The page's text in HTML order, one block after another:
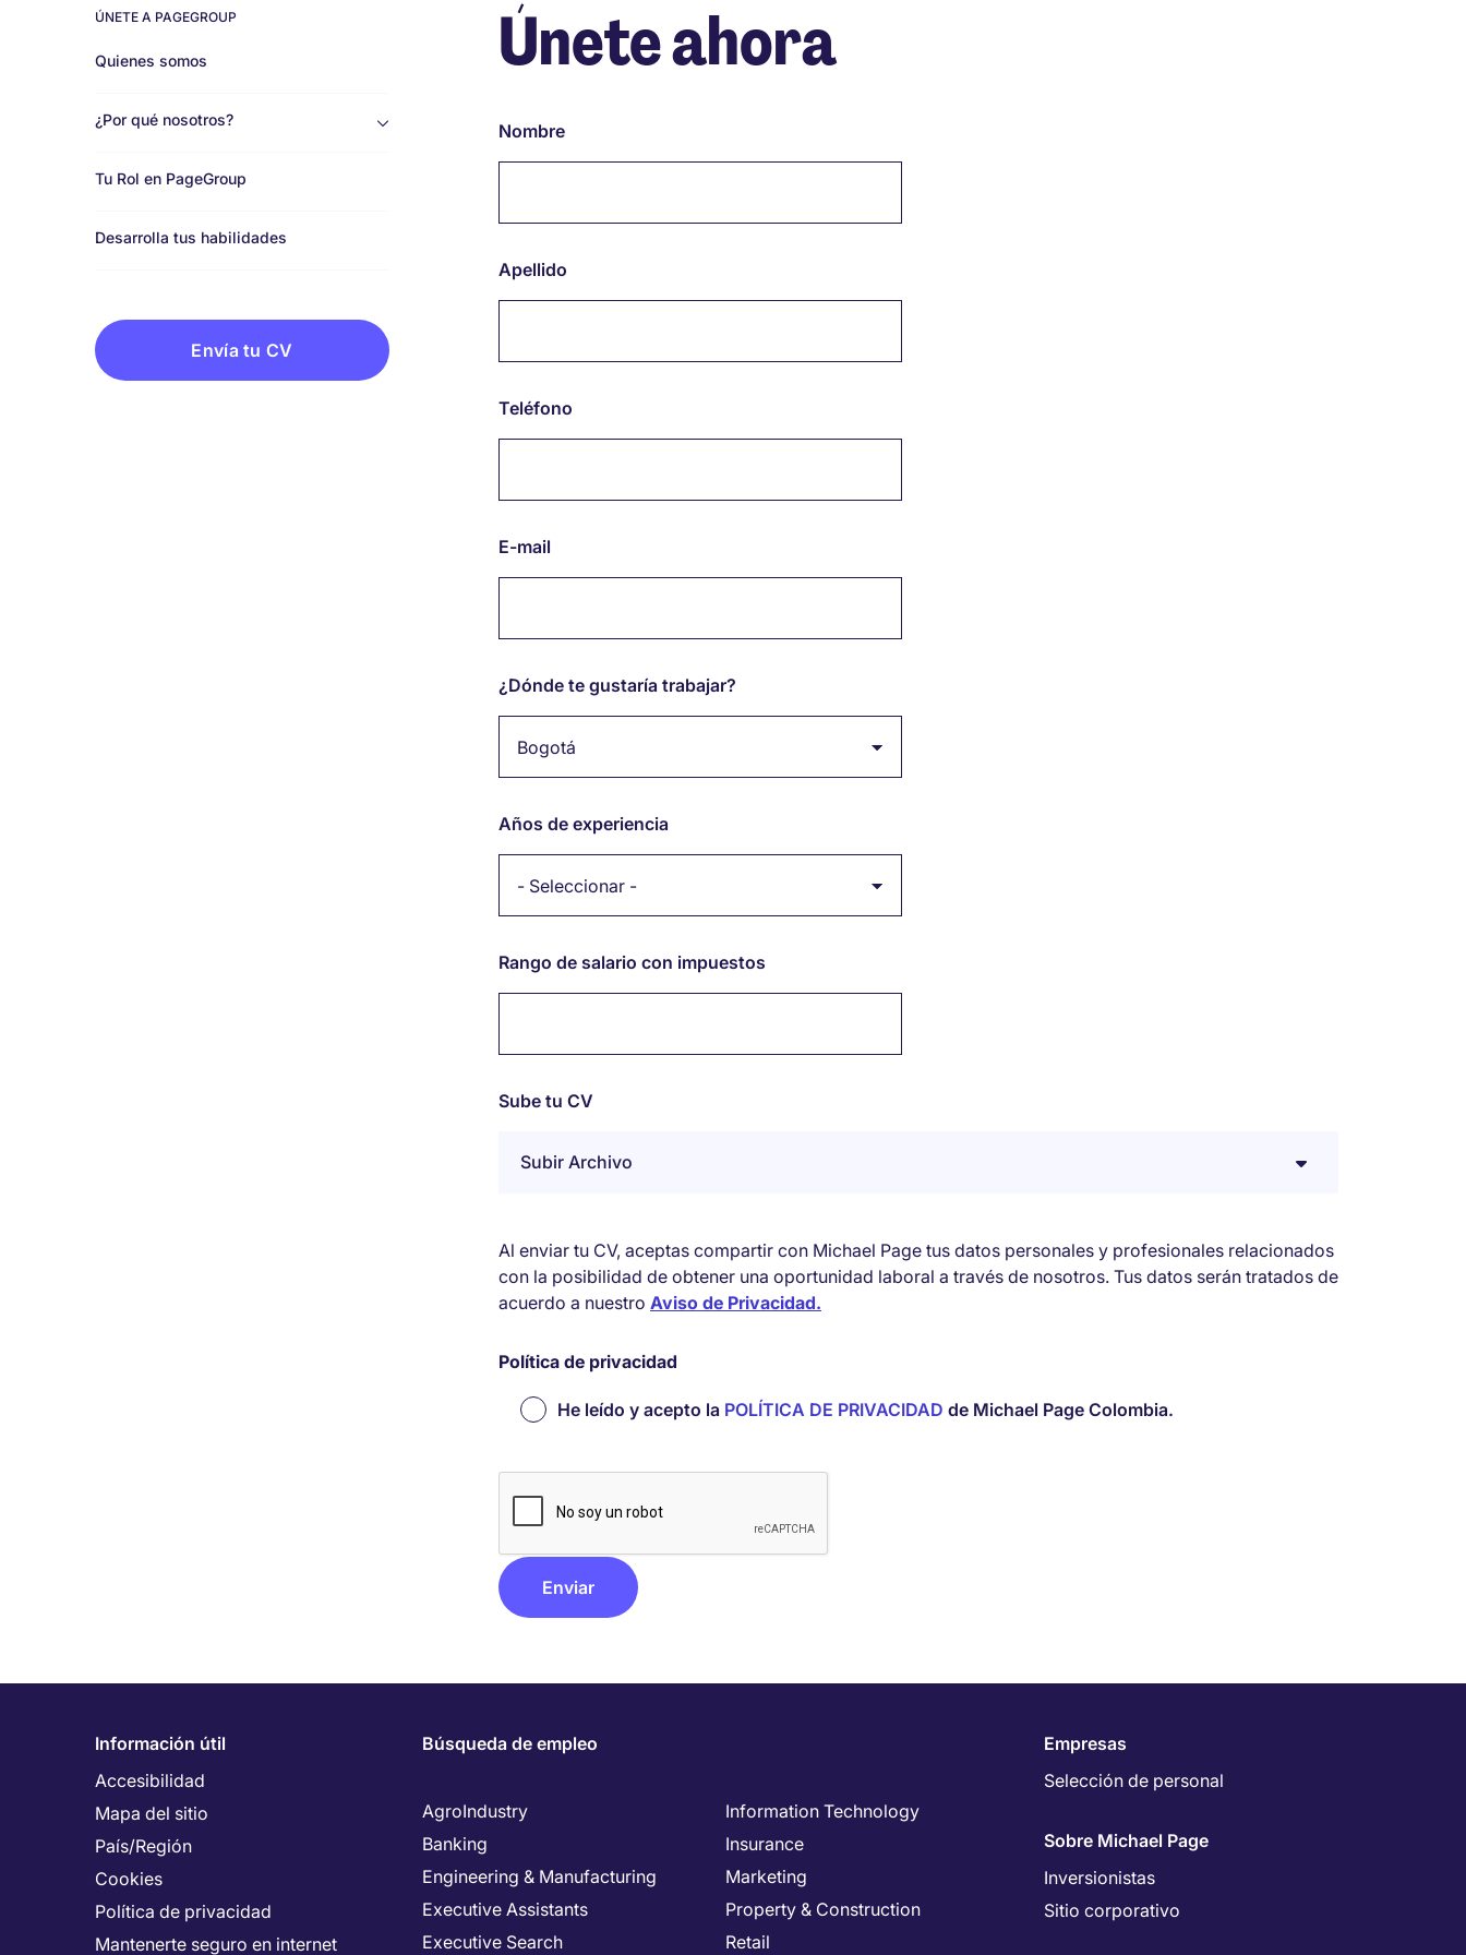
Work
us
ÚNETE A PAGEGROUP
Quienes somos
¿Por qué nosotros?
Tu Rol en PageGroup
Desarrolla tus habilidades
Envía tu CV
Únete ahora
Nombre
Apellido
Teléfono
E-mail
¿Dónde te gustaría trabajar?
Años de experiencia
Rango de salario con impuestos
Sube tu CV
Subir Archivo
Al enviar tu CV, aceptas compartir con Michael Page tus datos personales y profesionales relacionados
con la posibilidad de obtener una oportunidad laboral a través de nosotros. Tus datos serán tratados de
acuerdo a nuestro Aviso de Privacidad.
Política de privacidad
He leído y acepto la POLÍTICA DE PRIVACIDAD de Michael Page Colombia.
Información útil
Accesibilidad
Mapa del sitio
País/Región
Cookies
Política de privacidad
Mantenerte seguro en internet
Búsqueda de empleo
AgroIndustry
Banking
Engineering & Manufacturing
Executive Assistants
Executive Search
Information Technology
Insurance
Marketing
Property & Construction
Retail
Empresas
Selección de personal
Sobre Michael Page
Inversionistas
Sitio corporativo